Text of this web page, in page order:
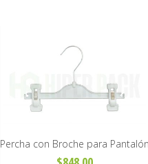
Percha con Broche para Pantalón
y Pollera de Niños - Art. T500